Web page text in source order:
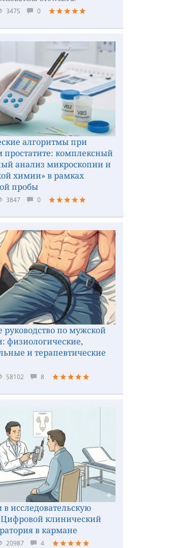
3475 0
алгоритмы при
простатите: комплексный
анализ микроскопии и
химии» в рамках
пробы
3847 0
руководство по мужской
физиологические,
и терапевтические
58102 8
исследовательскую
клинический
в кармане
20987 4